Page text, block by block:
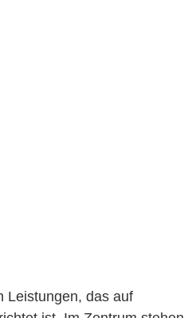
Leistungen, das auf